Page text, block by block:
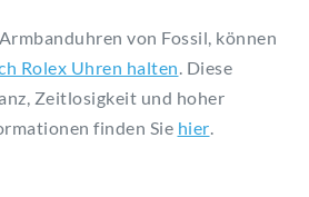
von Fossil, können
Rolex Uhren halten . Diese
Zeitlosigkeit und hoher
finden Sie hier